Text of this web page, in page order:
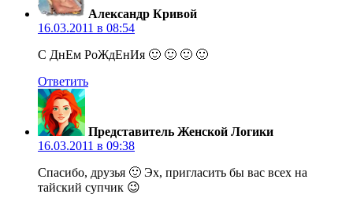
Александр Кривой
16.03.2011 в 08:54
C ДнЕм РоЖдЕнИя 🙂 🙂 🙂 🙂
Ответить
Представитель Женской Логики
16.03.2011 в 09:38
Спасибо, друзья 🙂 Эх, пригласить бы вас всех на
тайский супчик 😉